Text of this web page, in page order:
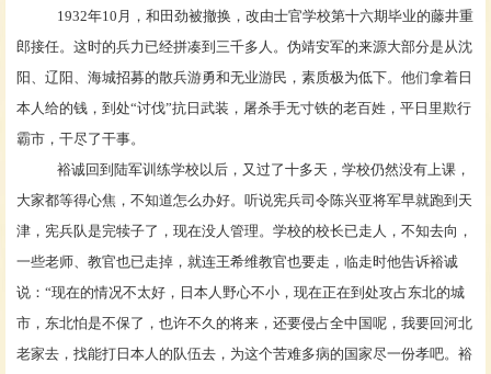
1932年10月，和田劲被撤换，改由士官学校第十六期毕业的藤井重
郎接任。这时的兵力已经拼凑到三千多人。伪靖安军的来源大部分是从沈
阳、辽阳、海城招募的散兵游勇和无业游民，素质极为低下。他们拿着日
本人给的钱，到处“讨伐”抗日武装，屠杀手无寸铁的老百姓，平日里欺行
霸市，干尽了干事。
裕诚回到陆军训练学校以后，又过了十多天，学校仍然没有上课，
大家都等得心焦，不知道怎么办好。听说宪兵司令陈兴亚将军早就跑到天
津，宪兵队是完犊子了，现在没人管理。学校的校长已走人，不知去向，
一些老师、教官也已走掉，就连王希维教官也要走，临走时他告诉裕诚
说： “现在的情况不太好，日本人野心不小，现在正在到处攻占东北的城
市，东北怕是不保了，也许不久的将来，还要侵占全中国呢，我要回河北
老家去，找能打日本人的队伍去，为这个苦难多病的国家尽一份孝吧。裕